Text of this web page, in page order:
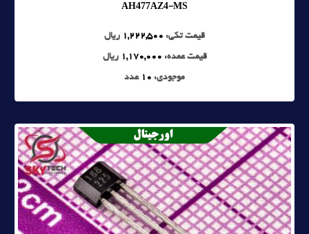
AH477AZ4-MS
قیمت تکی: 1,222,500 ریال
قیمت عمده: 1,170,000 ریال
موجودی: 10 عدد